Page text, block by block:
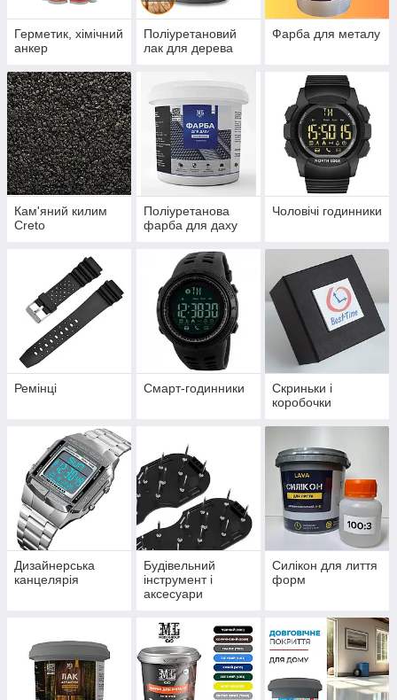
Герметик, хімічний
анкер
Поліуретановий
лак для дерева
Фарба для металу
Кам'яний килим
Creto
Поліуретанова
фарба для даху
Чоловічі годинники
Ремінці Смарт-годинники
Скриньки і
коробочки
Дизайнерська
канцелярія
Будівельний
інструмент і
аксесуари
Силікон для лиття
форм